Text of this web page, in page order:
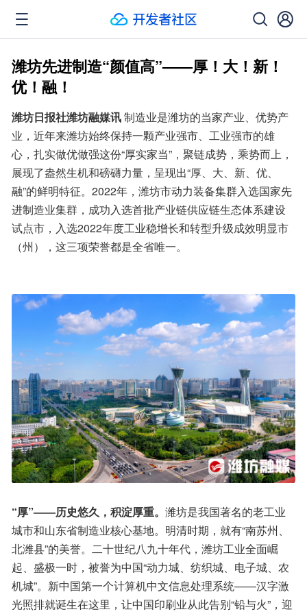
潍坊先进制造“颜值高”——厚！大！新！
优！融！
潍坊日报社潍坊融媒讯 制造业是潍坊的当家产业、优势产
业，近年来潍坊始终保持一颗产业强市、工业强市的雄
心，扎实做优做强这份“厚实家当”，聚链成势，乘势而上，
展现了盎然生机和磅礴力量，呈现出“厚、大、新、优、
融”的鲜明特征。2022年，潍坊市动力装备集群入选国家先
进制造业集群，成功入选首批产业链供应链生态体系建设
试点市，入选2022年度工业稳增长和转型升级成效明显市
（州），这三项荣誉都是全省唯一。
“厚”——历史悠久，积淀厚重。 潍坊是我国著名的老工业
城市和山东省制造业核心基地。明清时期，就有“南苏州、
北潍县”的美誉。二十世纪八九十年代，潍坊工业全面崛
起、盛极一时，被誉为中国“动力城、纺织城、电子城、农
机城”。新中国第一个计算机中文信息处理系统——汉字激
光照排就诞生在这里，让中国印刷业从此告别“铅与火”，迎